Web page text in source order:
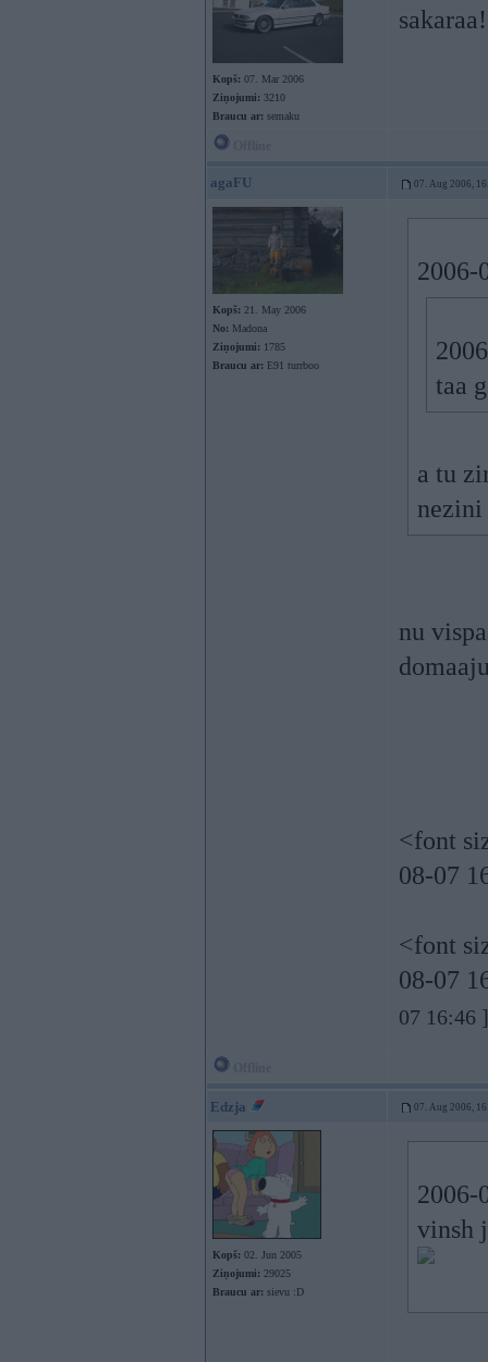
Kopš: 07. Mar 2006
Ziņojumi: 3210
Braucu ar: semaku
agaFU 07. Aug 2006,
Kopš: 21. May 2006
No: Madona
Ziņojumi: 1785
Braucu ar: E91 turrboo
2006-
taa
a tu
nezini
nu
<font
08-07
<font
08-07
07 16:46 ]
Edzja 07. Aug 2006,
Kopš: 02. Jun 2005
Ziņojumi: 29025
Braucu ar: sievu :D
2006-
vinsh